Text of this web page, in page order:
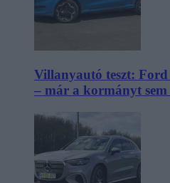
Villanyautó teszt:
– már a kormányt